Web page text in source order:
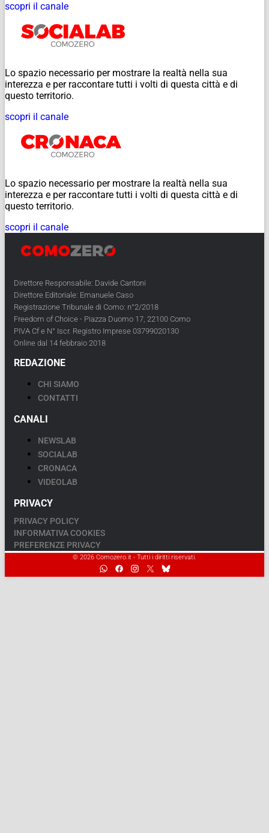
scopri il canale
Lo spazio necessario per mostrare la realtà nella sua
interezza e per raccontare tutti i volti di questa città e di
questo territorio.
scopri il canale
Lo spazio necessario per mostrare la realtà nella sua
interezza e per raccontare tutti i volti di questa città e di
questo territorio.
scopri il canale
Direttore Responsabile: Davide Cantoni
Direttore Editoriale: Emanuele Caso
Registrazione Tribunale di Como: n°2/2018
Freedom of Choice - Piazza Duomo 17, 22100 Como
PIVA Cf e N° Iscr. Registro Imprese 03799020130
Online dal 14 febbraio 2018
REDAZIONE
CHI SIAMO
CONTATTI
CANALI
NEWSLAB
SOCIALAB
CRONACA
VIDEOLAB
PRIVACY
PRIVACY POLICY
INFORMATIVA COOKIES
PREFERENZE PRIVACY
© 2026 Comozero.it - Tutti i diritti riservati.